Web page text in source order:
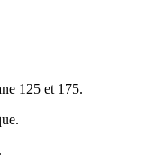
125 et 175.